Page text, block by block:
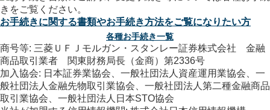
お手続きに関する書類やお手続き方法をご覧になりたい方
各種お手続き一覧
商号等: 三菱ＵＦＪモルガン・スタンレー証券株式会社 金融
商品取引業者 関東財務局長（金商）第2336号
加入協会: 日本証券業協会、一般社団法人資産運用業協会、一
般社団法人金融先物取引業協会、一般社団法人第二種金融商品
取引業協会、一般社団法人日本STO協会